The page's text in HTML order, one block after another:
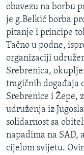
obavezu na borbu
je g.Belkić borba
pitanje i principe
Tačno u podne,
organizaciji
Srebrenica,
tragičnih događaja
Srebrenice i Žepe,
udruženja iz
solidarnost sa
napadima na SAD,
cijelom svijetu.